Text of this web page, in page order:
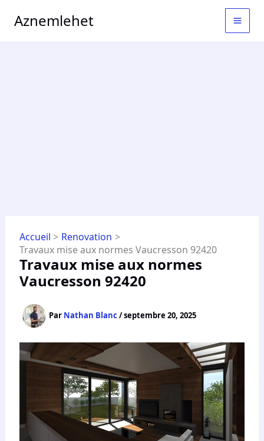
Aznemlehet
Accueil
Renovation
Travaux mise aux normes Vaucresson 92420
Travaux mise aux normes
Vaucresson 92420
Par Nathan Blanc/septembre 20, 2025